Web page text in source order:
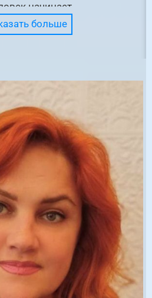
начинает
профессии. Сначала
мечты и желания, но они
петь, танцевать и
стихотворения и
в музыкальную школу.
уже перед фактом учебы
училище, класс
узнав, что их «хрупкая
в другом городе…
оказалось ближе и
родном городе.
моему увлечению
больше